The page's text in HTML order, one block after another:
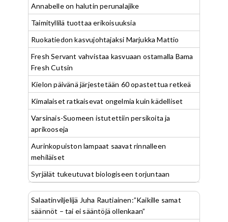
Annabelle on halutin perunalajike
Taimityllilä tuottaa erikoisuuksia
Ruokatiedon kasvujohtajaksi Marjukka Mattio
Fresh Servant vahvistaa kasvuaan ostamalla Bama
Fresh Cutsin
Kielon päivänä järjestetään 60 opastettua retkeä
Kimalaiset ratkaisevat ongelmia kuin kädelliset
Varsinais-Suomeen istutettiin persikoita ja
aprikooseja
Aurinkopuiston lampaat saavat rinnalleen
mehiläiset
Syrjälät tukeutuvat biologiseen torjuntaan
Salaatinviljelijä Juha Rautiainen:”Kaikille samat
säännöt – tai ei sääntöjä ollenkaan”